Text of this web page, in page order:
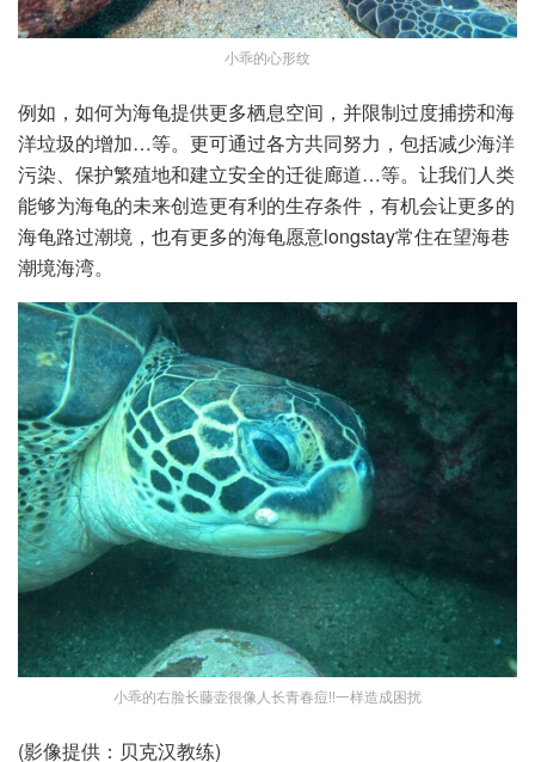
小乖的心形纹
例如，如何为海龟提供更多栖息空间，并限制过度捕捞和海
洋垃圾的增加…等。更可通过各方共同努力，包括减少海洋
污染、保护繁殖地和建立安全的迁徙廊道…等。让我们人类
能够为海龟的未来创造更有利的生存条件，有机会让更多的
海龟路过潮境，也有更多的海龟愿意longstay常住在望海巷
潮境海湾。
小乖的右脸长藤壶很像人长青春痘!!一样造成困扰
(影像提供：贝克汉教练)